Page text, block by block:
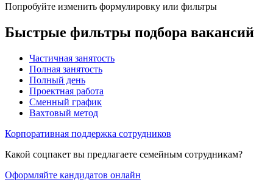
Попробуйте изменить формулировку или фильтры
Быстрые фильтры подбора вакансий
Частичная занятость
Полная занятость
Полный день
Проектная работа
Сменный график
Вахтовый метод
Корпоративная поддержка сотрудников
Какой соцпакет вы предлагаете семейным сотрудникам?
Оформляйте кандидатов онлайн